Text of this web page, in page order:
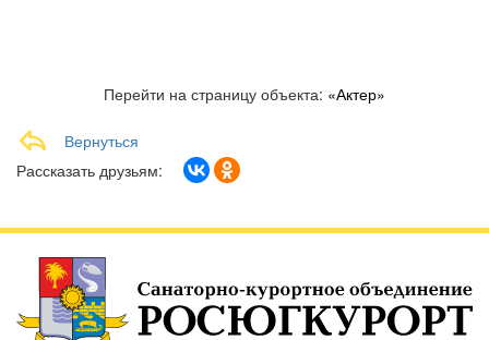
Перейти на страницу объекта: «Актер»
Вернуться
Рассказать друзьям: